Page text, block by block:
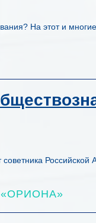
На этот и
Российской